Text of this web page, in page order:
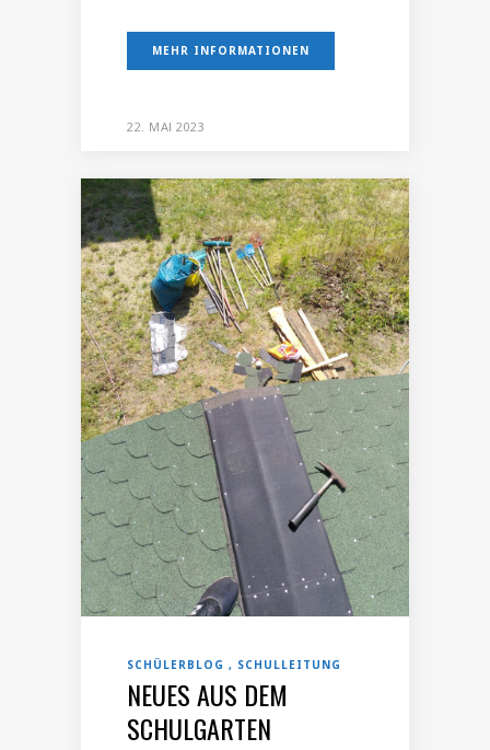
MEHR INFORMATIONEN
22. MAI 2023
SCHÜLERBLOG SCHULLEITUNG
NEUES AUS DEM
SCHULGARTEN